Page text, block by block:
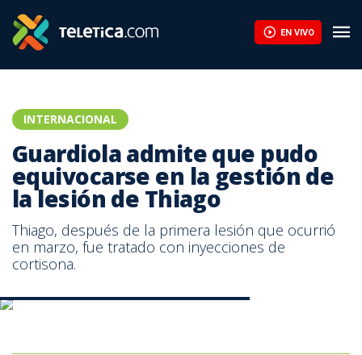
EN VIVO
INTERNACIONAL
Guardiola admite que pudo
equivocarse en la gestión de
la lesión de Thiago
Thiago, después de la primera lesión que ocurrió
en marzo, fue tratado con inyecciones de
cortisona.